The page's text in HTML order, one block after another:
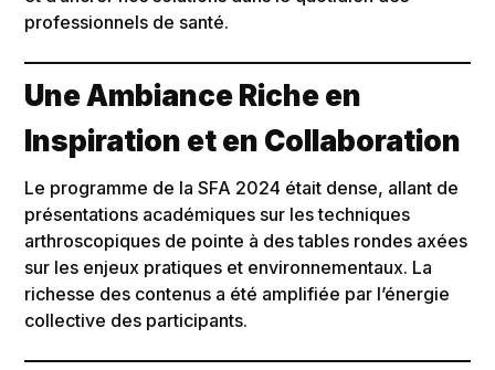
professionnels de santé.
Une Ambiance Riche en
Inspiration et en Collaboration
Le programme de la SFA 2024 était dense, allant de
présentations académiques sur les techniques
arthroscopiques de pointe à des tables rondes axées
sur les enjeux pratiques et environnementaux. La
richesse des contenus a été amplifiée par l’énergie
collective des participants.